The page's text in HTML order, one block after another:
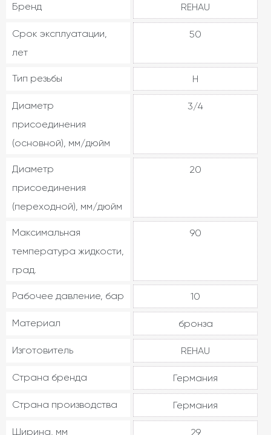
Бренд REHAU
Срок эксплуатации,
лет
50
Тип резьбы Н
Диаметр
присоединения
(основной), мм/дюйм
3/4
Диаметр
присоединения
(переходной), мм/дюйм
20
Максимальная
температура жидкости,
град.
90
Рабочее давление, бар 10
Материал бронза
Изготовитель REHAU
Страна бренда Германия
Страна производства Германия
Ширина, мм 29